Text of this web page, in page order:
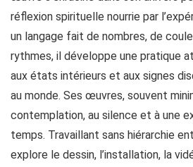
réflexion spirituelle nourrie par
un langage fait de nombres, de
rythmes, il développe une pratique
aux états intérieurs et aux signes
au monde. Ses œuvres, souvent
contemplation, au silence et à une
temps. Travaillant sans hiérarchie
explore le dessin, l’installation, la